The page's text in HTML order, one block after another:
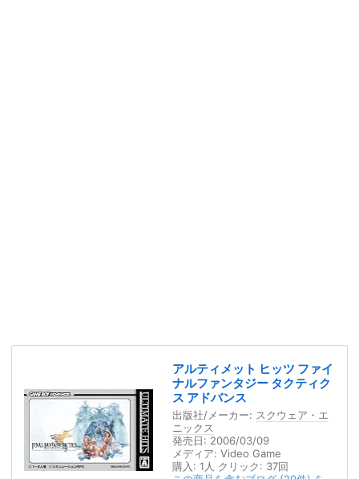
アルティメット ヒッツ ファイ
ナルファンタジー タクティク
ス アドバンス
出版社/メーカー: スクウェア・エ
ニックス
発売日: 2006/03/09
メディア: Video Game
購入: 1人 クリック: 37回